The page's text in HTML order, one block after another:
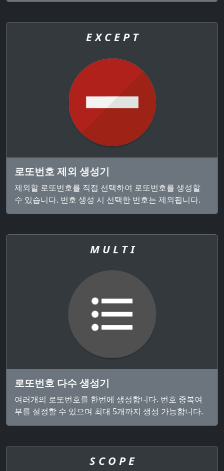
E X C E P T
로또번호 제외 생성기
제외할 로또번호를 직접 선택하여 로또번호를 생성할
수 있습니다. 번호 생성 시 선택한 번호는 제외됩니다.
M U L T I
로또번호 다수 생성기
여러개의 로또번호를 한번에 생성합니다. 번호 중복여
부를 설정할 수 있으며 최대 5개까지 생성 가능합니다.
S C O P E